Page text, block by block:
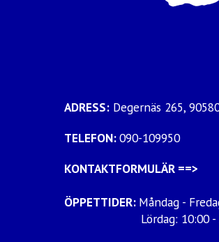
ADRESS: Degernäs 265,
TELEFON:090-109950
KONTAKTFORMULÄR ==>
ÖPPETTIDER: Måndag -
Lördag: 10:00 -